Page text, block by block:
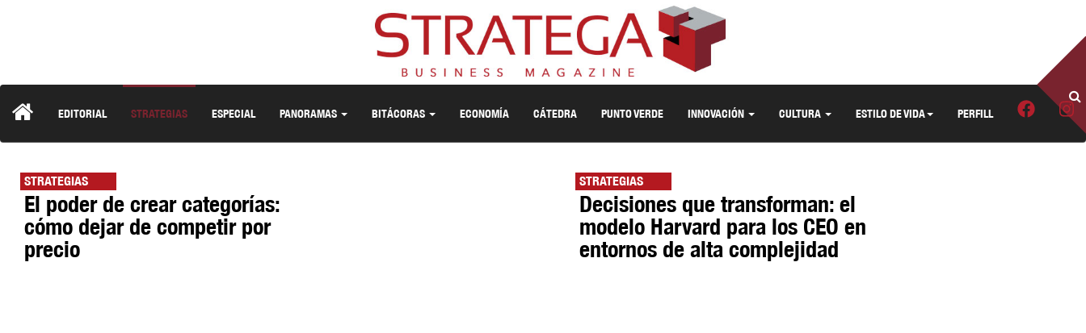
EDITORIAL STRATEGIAS ESPECIAL PANORAMAS BITÁCORAS ECONOMÍA CÁTEDRA PUNTO VERDE INNOVACIÓN CULTURA ESTILO DE VIDA PERFILL
STRATEGIAS
El poder de crear categorías:
cómo dejar de competir por
precio
STRATEGIAS
Decisiones que transforman: el
modelo Harvard para los CEO en
entornos de alta complejidad